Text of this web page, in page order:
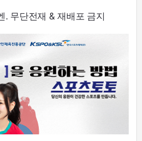
무단전재 & 재배포 금지